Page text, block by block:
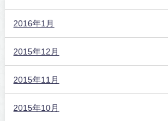
2016年1月
2015年12月
2015年11月
2015年10月